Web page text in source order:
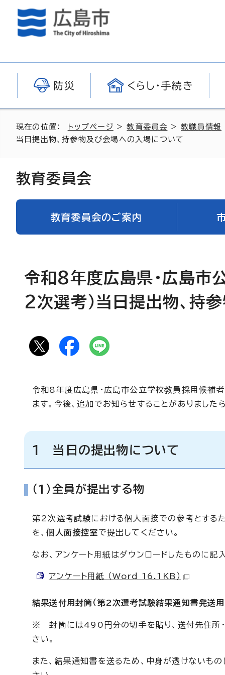
防災 くらし・手続き
現在の位置： トップページ >教育委員会 >教職員情報
当日提出物、持参物及び会場への入場について
教育委員会
教育委員会のご案内
令和8年度広島県・広島市
2次選考）当日提出物、持
令和8年度広島県・広島市公立学校教員採用候補
ます。今後、追加でお知らせすることがありました
1 当日の提出物について
（1）全員が提出する物
第2次選考試験における個人面接での参考とする
を、個人面接控室で提出してください。
なお、アンケート用紙はダウンロードしたものに記
アンケート用紙 （Word 16.1KB）
結果送付用封筒（第2次選考試験結果通知書発送用
※ 封筒には490円分の切手を貼り、送付先住所・郵
さい。
また、結果通知書を送るため、中身が透けないも